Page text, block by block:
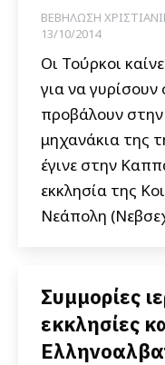
ΒΕΒΗΛΩΣΗ
13/10/2014
Οι Τούρκοι
για να γυρίσουν
προβάλουν
μηχανάκια της
έγινε στην
εκκλησία της
Νεάπολη
Συμμορίες
εκκλησίες